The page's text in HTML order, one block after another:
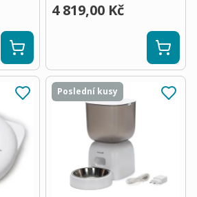
4 819,00 Kč
Poslední kusy